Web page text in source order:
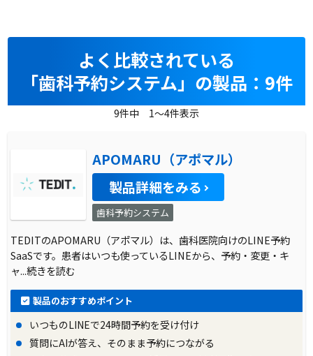
よく比較されている
「歯科予約システム」の製品：9件
9件中 1～4件表示
APOMARU（アポマル）
製品詳細をみる
歯科予約システム
TEDITのAPOMARU（アポマル）は、歯科医院向けのLINE予約
SaaSです。患者はいつも使っているLINEから、予約・変更・キ
ャ...続きを読む
製品のおすすめポイント
いつものLINEで24時間予約を受け付け
質問にAIが答え、そのまま予約につながる